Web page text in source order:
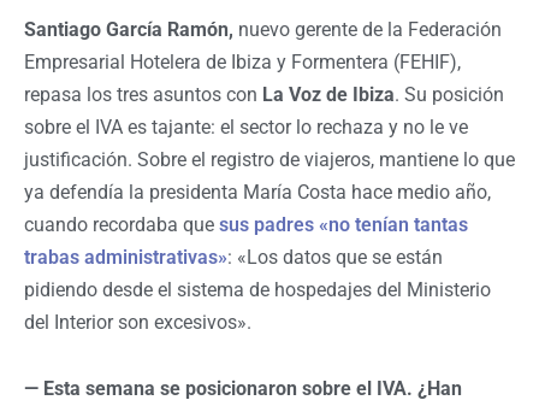
Santiago García Ramón, nuevo gerente de la Federación
Empresarial Hotelera de Ibiza y Formentera (FEHIF),
repasa los tres asuntos con La Voz de Ibiza. Su posición
sobre el IVA es tajante: el sector lo rechaza y no le ve
justificación. Sobre el registro de viajeros, mantiene lo que
ya defendía la presidenta María Costa hace medio año,
cuando recordaba que sus padres «no tenían tantas
trabas administrativas»: «Los datos que se están
pidiendo desde el sistema de hospedajes del Ministerio
del Interior son excesivos».
— Esta semana se posicionaron sobre el IVA. ¿Han